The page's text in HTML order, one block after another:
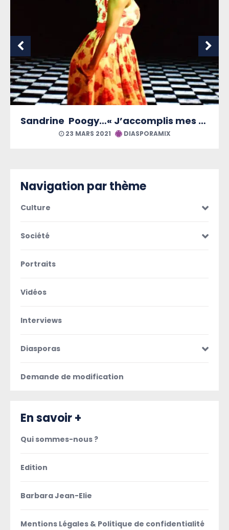
Sandrine Poogy…« J’accomplis mes Rêves »
DIASPORAMIX
KaWoMu,
Navigation par thème
Culture
Société
Portraits
Vidéos
Interviews
Diasporas
Demande de modification
En savoir +
Qui sommes-nous ?
Edition
Barbara Jean-Elie
Mentions Légales & Politique de confidentialité